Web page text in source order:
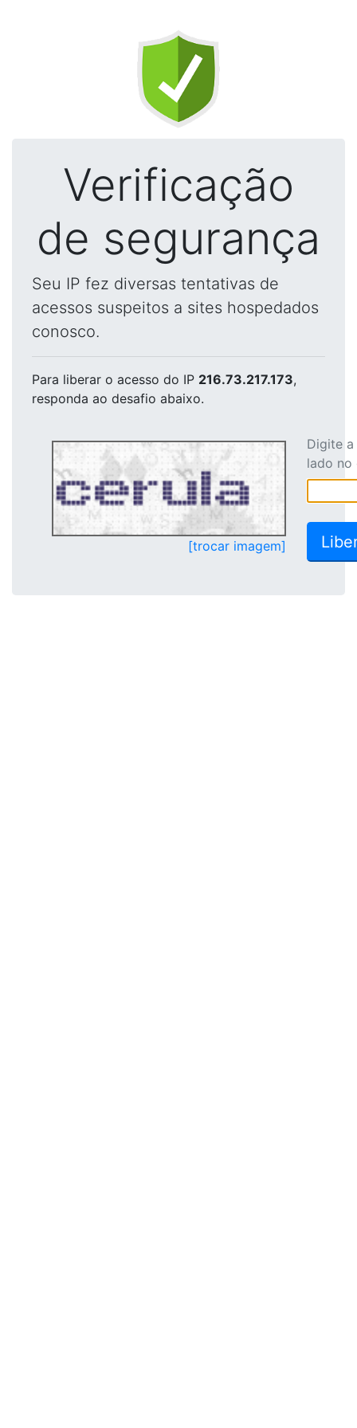
Verificação
de segurança
Seu IP fez diversas tentativas de
acessos suspeitos a sites hospedados
conosco.
Para liberar o acesso do IP 216.73.217.173,
responda ao desafio abaixo.
[trocar imagem]
Digite
lado no